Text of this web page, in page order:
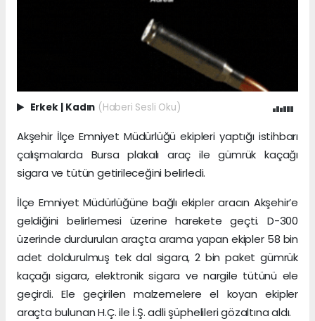
Erkek Kadın (Haberi Sesli Oku)
Akşehir İlçe Emniyet Müdürlüğü ekipleri yaptığı istihbarı
çalışmalarda Bursa plakalı araç ile gümrük kaçağı
sigara ve tütün getirileceğini belirledi.
İlçe Emniyet Müdürlüğüne bağlı ekipler aracın Akşehir’e
geldiğini belirlemesi üzerine harekete geçti. D-300
üzerinde durdurulan araçta arama yapan ekipler 58 bin
adet doldurulmuş tek dal sigara, 2 bin paket gümrük
kaçağı sigara, elektronik sigara ve nargile tütünü ele
geçirdi. Ele geçirilen malzemelere el koyan ekipler
araçta bulunan H.Ç. ile İ.Ş. adli şüphelileri gözaltına aldı.